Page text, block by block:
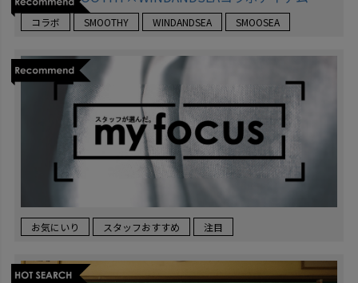
コラボ SMOOTHY WINDANDSEA SMOOSEA
お気にいり スタッフおすすめ 注目